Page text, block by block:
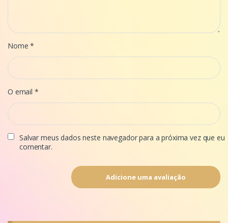
Nome*
O email *
Salvar meus dados neste navegador para a próxima vez que eu
comentar.